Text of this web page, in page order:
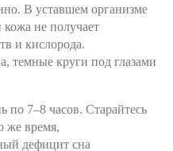
В уставшем организме
кожа не получает
и кислорода.
темные круги под глазами
по 7–8 часов. Старайтесь
же время,
дефицит сна